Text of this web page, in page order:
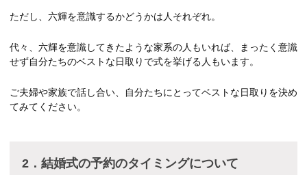
ただし、六輝を意識するかどうかは人それぞれ。
代々、六輝を意識してきたような家系の人もいれば、まったく意識
せず自分たちのベストな日取りで式を挙げる人もいます。
ご夫婦や家族で話し合い、自分たちにとってベストな日取りを決め
てみてください。
2 ． 結婚式の予約のタイミングについて